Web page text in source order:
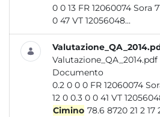
0 0 13 FR 12060074 Sora 71,8 45 124 39 19 0 6 0
0 47 VT 12056048...
Valutazione_QA_2014.pdf
Documento
0.2 0 0 0 FR 12060074 Sora 71.8 26529 26 33 13
12 0 0.3 0 0 41 VT
Cimino 78.6 8720 21 2 17